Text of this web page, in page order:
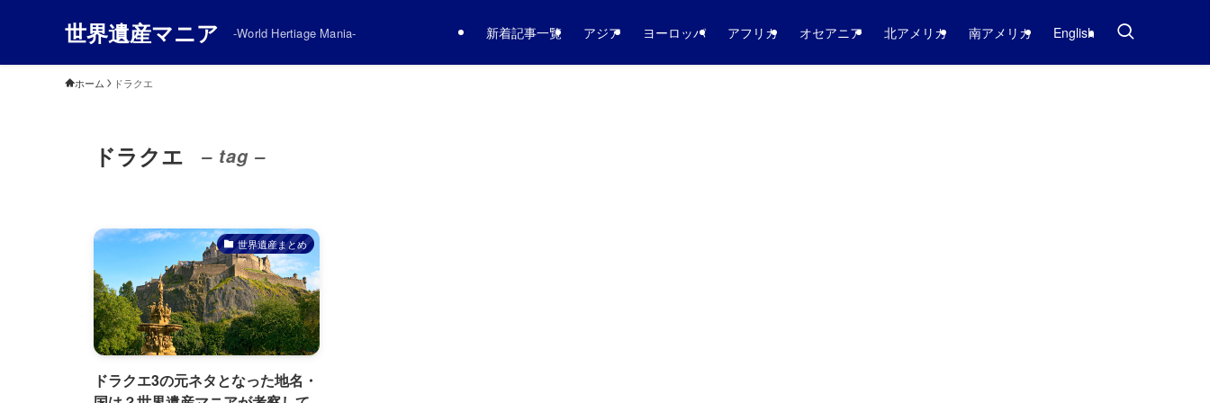
世界遺産マニア -World Hertiage Mania- 新着記事一覧 アジア ヨーロッパ アフリカ オセアニア 北アメリカ 南アメリカ English
ホーム ドラクエ
ドラクエ – tag –
世界遺産まとめ
ドラクエ3の元ネタとなった地名・